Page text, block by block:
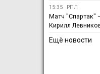
15:35 РПЛ
Матч "Спартак"
Кирилл
Ещё новости